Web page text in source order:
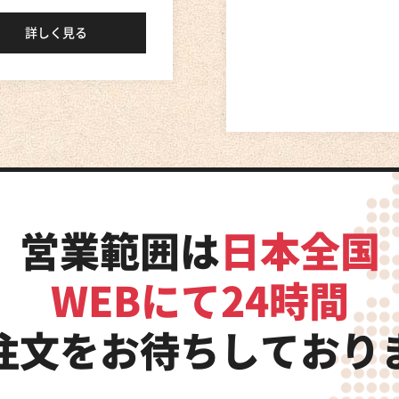
日（日）巨大迷路 in 小阪駅前広場
ありがとうございました。
ありがとうございました。
セ東大阪2025」に出展します
ありがとうございました。
詳しく見る
営業範囲は日本全国
WEBにて24時間
文をお待ちしており